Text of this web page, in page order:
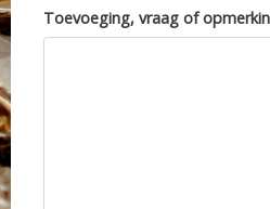
Toevoeging, vraag of